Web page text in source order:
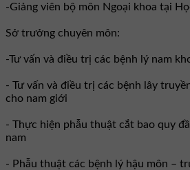
-Giảng viên bộ môn Ngoại khoa tại
Sở trưởng chuyên môn:
-Tư vấn và điều trị các bệnh lý nam
- Tư vấn và điều trị các bệnh lây
cho nam giới
- Thực hiện phẫu thuật cắt bao quy
nam
- Phẫu thuật các bệnh lý hậu môn –